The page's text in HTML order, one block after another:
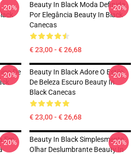
-20%
Beauty In Black Moda Definida
Por Elegância Beauty In Black
Canecas
€ 23,00 - € 26,68
-20%
De
-20%
Beauty In Black Adore O Estilo
De Beleza Escuro Beauty In
Black Canecas
€ 23,00 - € 26,68
-20%
Em
-20%
Beauty In Black Simplesmente
Olhar Deslumbrante Beauty In
-20%